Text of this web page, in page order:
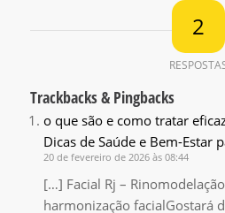
2
Trackbacks & Pingbacks
o que são e como tratar
Dicas de Saúde e Bem-Estar
20 de fevereiro de 2026 às 08:44
[…] Facial Rj –
harmonização facialGostará